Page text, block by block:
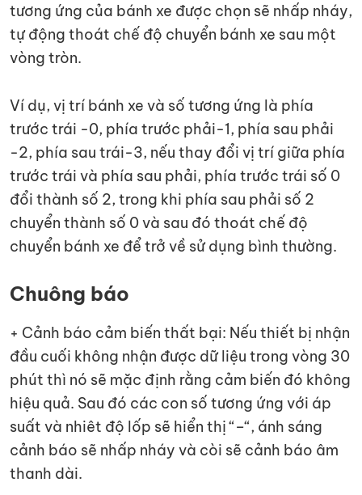
tương ứng của bánh xe được chọn sẽ nhấp nháy,
tự động thoát chế độ chuyển bánh xe sau một
vòng tròn.
Ví dụ, vị trí bánh xe và số tương ứng là phía
trước trái -0, phía trước phải-1, phía sau phải
-2, phía sau trái-3, nếu thay đổi vị trí giữa phía
trước trái và phía sau phải, phía trước trái số 0
đổi thành số 2, trong khi phía sau phải số 2
chuyển thành số 0 và sau đó thoát chế độ
chuyển bánh xe để trở về sử dụng bình thường.
Chuông báo
+ Cảnh báo cảm biến thất bại: Nếu thiết bị nhận
đầu cuối không nhận được dữ liệu trong vòng 30
phút thì nó sẽ mặc định rằng cảm biến đó không
hiệu quả. Sau đó các con số tương ứng với áp
suất và nhiêt độ lốp sẽ hiển thị “–“, ánh sáng
cảnh báo sẽ nhấp nháy và còi sẽ cảnh báo âm
thanh dài.